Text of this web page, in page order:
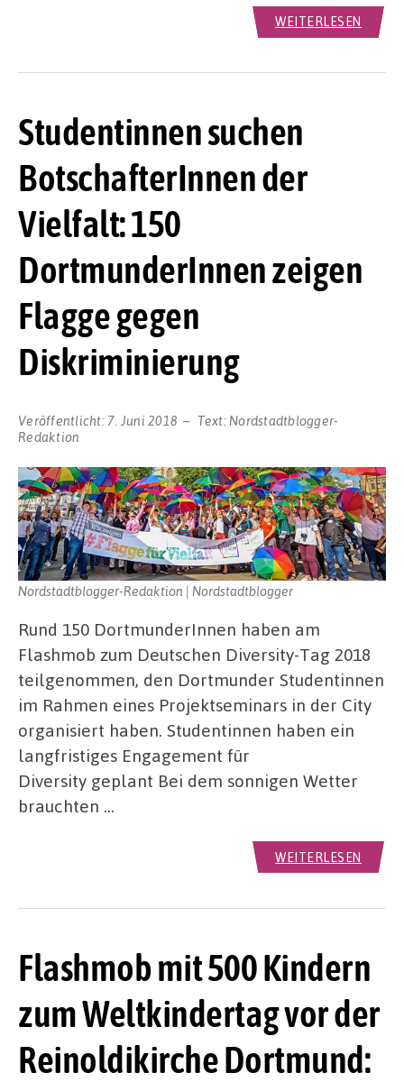
WEITERLESEN
Studentinnen suchen
BotschafterInnen der
Vielfalt: 150
DortmunderInnen zeigen
Flagge gegen
Diskriminierung
Veröffentlicht: 7. Juni 2018 Text: Nordstadtblogger-
Redaktion
Nordstadtblogger-Redaktion | Nordstadtblogger
Rund 150 DortmunderInnen haben am
Flashmob zum Deutschen Diversity-Tag 2018
teilgenommen, den Dortmunder Studentinnen
im Rahmen eines Projektseminars in der City
organisiert haben. Studentinnen haben ein
langfristiges Engagement für
Diversity geplant Bei dem sonnigen Wetter
brauchten …
WEITERLESEN
Flashmob mit 500 Kindern
zum Weltkindertag vor der
Reinoldikirche Dortmund: